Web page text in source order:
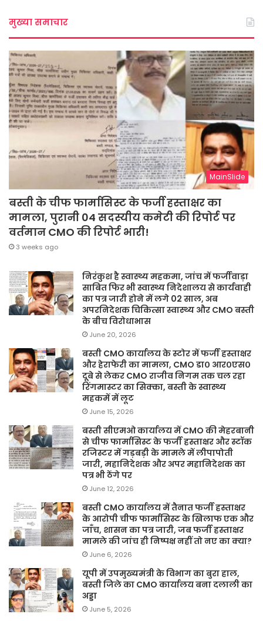
मुख्या समाचार
MainSlide
बस्ती के चीफ फार्मासिस्ट के फर्जी हस्ताक्षर का
मामला, पुरानी 04 सदस्यीय कमेटी की रिपोर्ट पर
वर्तमान CMO की रिपोर्ट भारी!
3 weeks ago
निरंकुश है स्वास्थ्य महकमा, जांच में फर्जीवाड़ा
साबित फिर भी स्वास्थ्य निदेशालय से कार्यवाही
का पत्र जारी होने में लगे 02 साल, अब
अपरनिदेशक चिकित्सा स्वास्थ्य और CMO बस्ती
के बीच विरोधाभास
June 20, 2026
बस्ती CMO कार्यालय के स्टोर में फर्जी हस्ताक्षर
और हेराफेरी का मामला, CMO डा० आर०एस०
दूबे से लेकर CMO राजीव निगम तक चल रहा
रिंगमास्टर का सिक्का, बस्ती के स्वास्थ्य
महकमें में लूट
June 15, 2026
बस्ती सीएमओ कार्यालय में CMO की मेहरबानी
से चीफ फार्मासिस्ट के फर्जी हस्ताक्षर और स्टॉक
रजिस्टर में गड़बड़ी के मामले में लीपापोती
जारी, महानिदेशक और अपर महानिदेशक का
पत्र भी ठेंगे पर
June 12, 2026
बस्ती CMO कार्यालय में तैनात फर्जी हस्ताक्षर
के आरोपी चीफ फार्मासिस्ट के खिलाफ एक और
जाँच, शासन का पत्र जारी, जब फर्जी हस्ताक्षर
मामले की जांच ही निष्पक्ष नहीं तो नए का क्या?
June 6, 2026
यूपी में उपमुख्यमंत्री के विभाग का बुरा हाल,
बस्ती जिले का CMO कार्यालय बना दलाली का
अड्डा
June 5, 2026